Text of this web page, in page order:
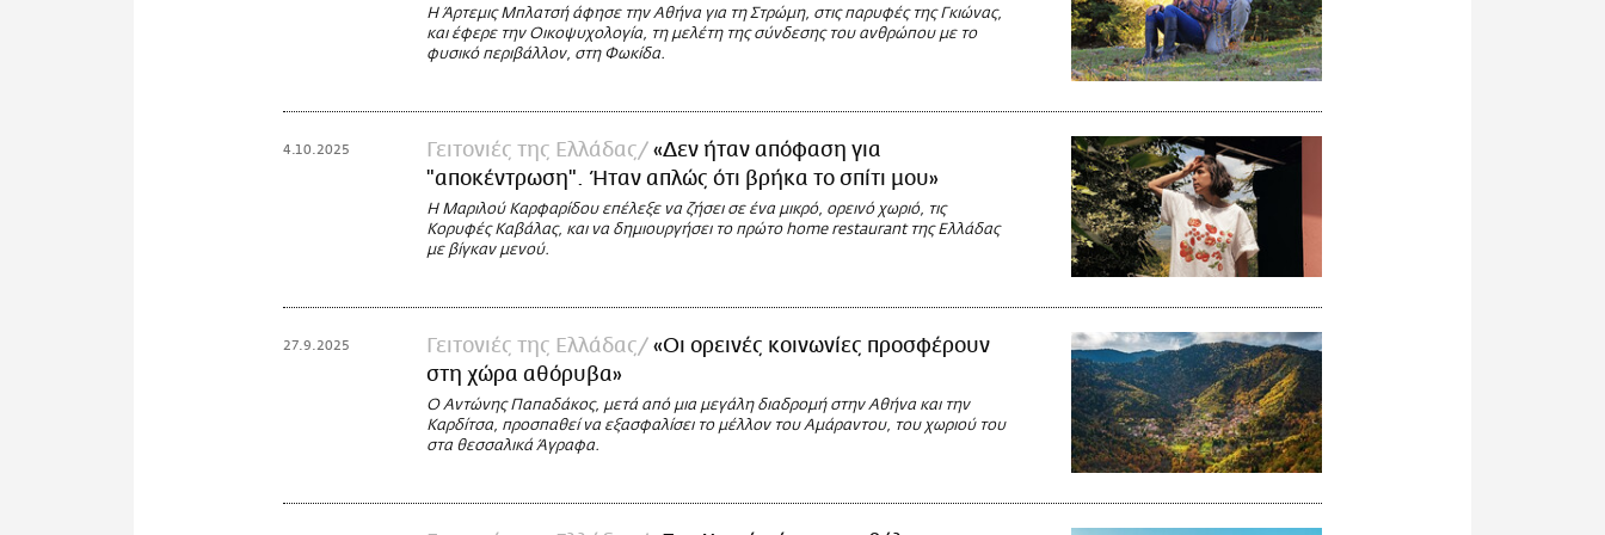
Η Άρτεμις Μπλατσή άφησε την Αθήνα για τη Στρώμη, στις παρυφές της Γκιώνας,
και έφερε την Οικοψυχολογία, τη μελέτη της σύνδεσης του ανθρώπου με το
φυσικό περιβάλλον, στη Φωκίδα.
4.10.2025 Γειτονιές της Ελλάδας
«Δεν ήταν απόφαση για
"αποκέντρωση". Ήταν απλώς ότι βρήκα το σπίτι μου»
H Μαριλού Καρφαρίδου επέλεξε να ζήσει σε ένα μικρό, ορεινό χωριό, τις
Κορυφές Καβάλας, και να δημιουργήσει το πρώτο home restaurant της Ελλάδας
με βίγκαν μενού.
27.9.2025 Γειτονιές της Ελλάδας
«Οι ορεινές κοινωνίες προσφέρουν
στη χώρα αθόρυβα»
Ο Αντώνης Παπαδάκος, μετά από μια μεγάλη διαδρομή στην Αθήνα και την
Καρδίτσα, προσπαθεί να εξασφαλίσει το μέλλον του Αμάραντου, του χωριού του
στα θεσσαλικά Άγραφα.